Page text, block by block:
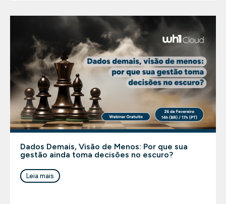
Dados Demais, Visão de Menos: Por que sua
gestão ainda toma decisões no escuro?
Leia mais